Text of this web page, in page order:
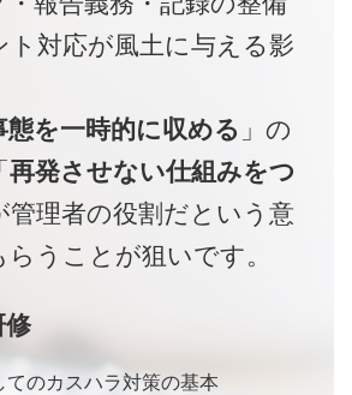
ト対応が風土に与える影
態を一時的に収める 」の
再発させない仕組みをつ
管理者の役割だという意
うことが狙いです。
修
のカスハラ対策の基本